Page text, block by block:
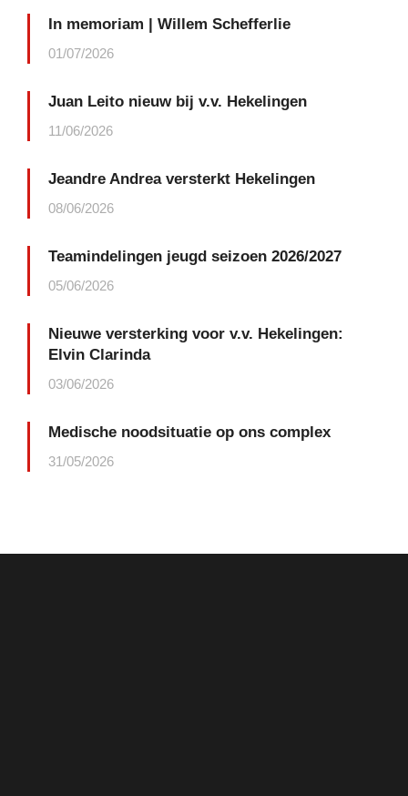
In memoriam | Willem Schefferlie
01/07/2026
Juan Leito nieuw bij v.v. Hekelingen
11/06/2026
Jeandre Andrea versterkt Hekelingen
08/06/2026
Teamindelingen jeugd seizoen 2026/2027
05/06/2026
Nieuwe versterking voor v.v. Hekelingen:
Elvin Clarinda
03/06/2026
Medische noodsituatie op ons complex
31/05/2026